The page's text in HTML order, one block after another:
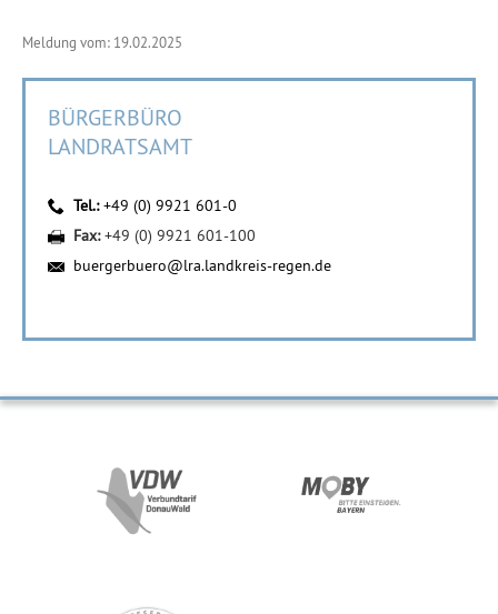
Meldung vom: 19.02.2025
BÜRGERBÜRO
LANDRATSAMT
Tel.:+49 (0) 9921 601-0
Fax:+49 (0) 9921 601-100
buergerbuero@lra.landkreis-regen.de